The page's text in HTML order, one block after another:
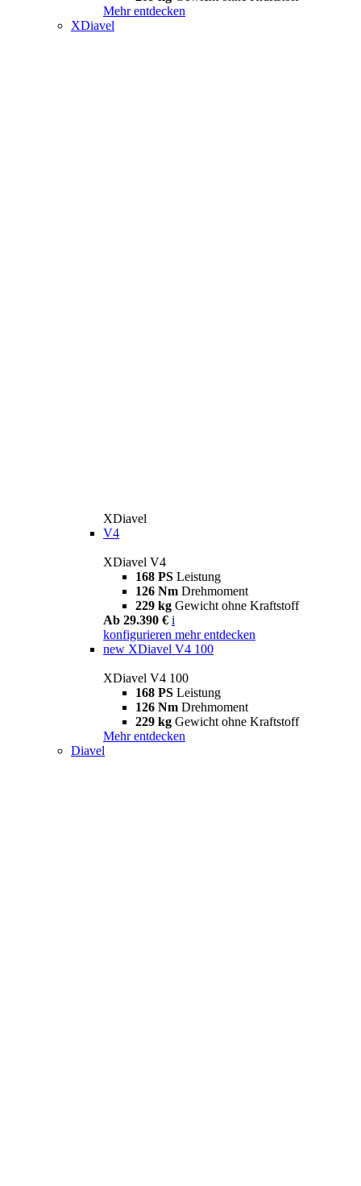
Mehr entdecken
XDiavel
XDiavel
V4
XDiavel V4
168 PS Leistung
126 Nm Drehmoment
229 kg Gewicht ohne Kraftstoff
Ab 29.390 € i
konfigurieren mehr entdecken
new XDiavel V4 100
XDiavel V4 100
168 PS Leistung
126 Nm Drehmoment
229 kg Gewicht ohne Kraftstoff
Mehr entdecken
Diavel